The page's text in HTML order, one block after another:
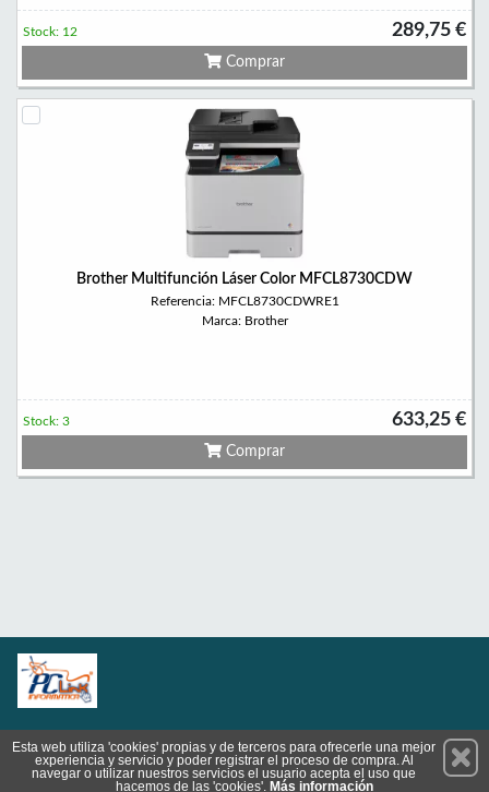
289,75 €
Stock: 12
Comprar
Brother Multifunción Láser Color MFCL8730CDW
Referencia: MFCL8730CDWRE1
Marca: Brother
633,25 €
Stock: 3
Comprar
Suscríbete
Esta web utiliza 'cookies' propias y de terceros para ofrecerle una mejor
experiencia y servicio y poder registrar el proceso de compra. Al
navegar o utilizar nuestros servicios el usuario acepta el uso que
hacemos de las 'cookies'. Más información